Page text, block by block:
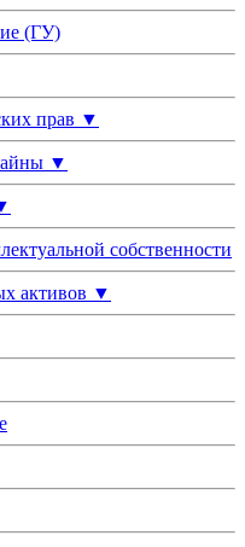
(ГУ)
прав ▼
▼
собственности
активов ▼